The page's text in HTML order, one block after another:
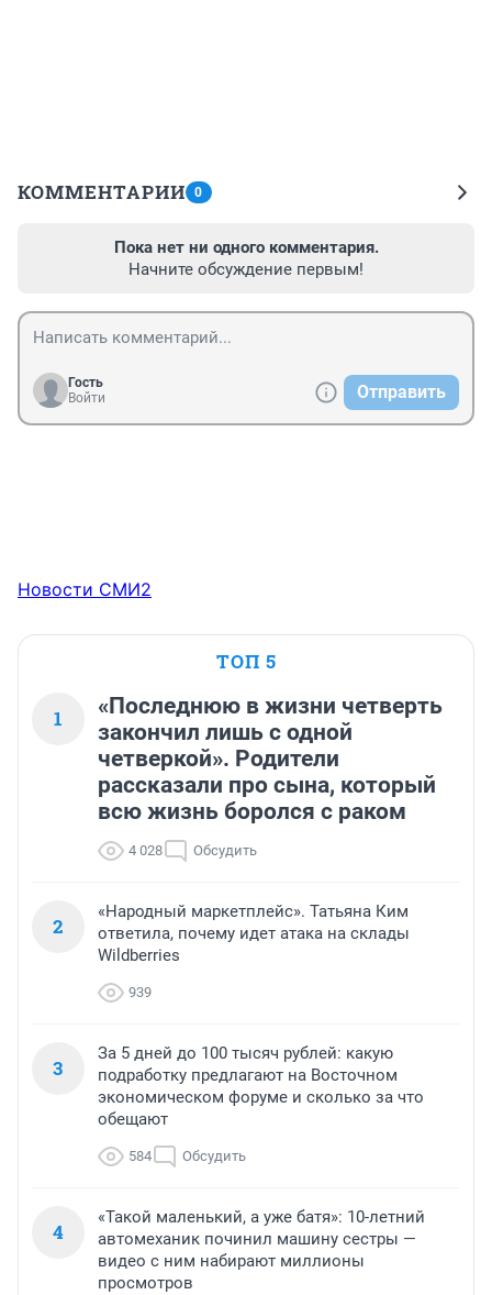
КОММЕНТАРИИ 0
Пока нет ни одного комментария.
Начните обсуждение первым!
Гость
Войти
Отправить
Новости СМИ2
ТОП 5
1
«Последнюю в жизни четверть
закончил лишь с одной
четверкой». Родители
рассказали про сына, который
всю жизнь боролся с раком
4 028 Обсудить
2
«Народный маркетплейс». Татьяна Ким
ответила, почему идет атака на склады
Wildberries
939
3
За 5 дней до 100 тысяч рублей: какую
подработку предлагают на Восточном
экономическом форуме и сколько за что
обещают
584 Обсудить
4
«Такой маленький, а уже батя»: 10-летний
автомеханик починил машину сестры —
видео с ним набирают миллионы
просмотров